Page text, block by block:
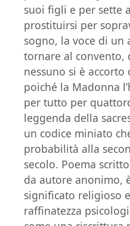
suoi figli e per sette
prostituirsi per
sogno, la voce di un
tornare al convento,
nessuno si è accorto
poiché la Madonna
per tutto per
leggenda della
un codice miniato
probabilità alla
secolo. Poema
da autore anonimo,
significato religioso
raffinatezza